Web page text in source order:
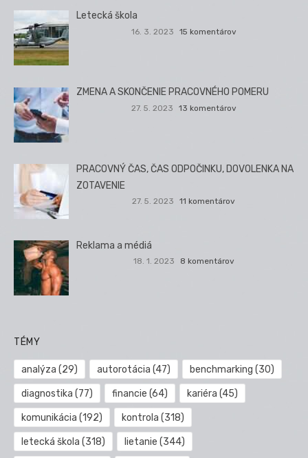
Letecká škola
16. 3. 2023 15 komentárov
ZMENA A SKONČENIE PRACOVNÉHO POMERU
27. 5. 2023 13 komentárov
PRACOVNÝ ČAS, ČAS ODPOČINKU, DOVOLENKA NA
ZOTAVENIE
27. 5. 2023 11 komentárov
Reklama a médiá
18. 1. 2023 8 komentárov
TÉMY
analýza (29) autorotácia (47) benchmarking (30)
diagnostika (77) financie (64) kariéra (45)
komunikácia (192) kontrola (318)
letecká škola (318) lietanie (344)